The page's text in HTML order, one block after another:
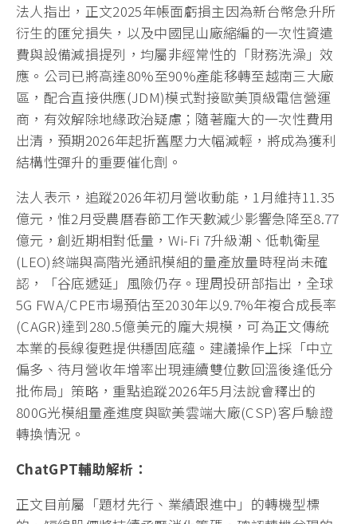
法人指出，正文2025年帳面虧損主因為新台幣急升所
衍生的匯兌損失，以及中國昆山廠縮編的一次性資遣
費與設備減損提列，均屬非經常性的「財務洗澡」效
應。公司已將高達80%至90%產能移轉至越南三大廠
區，配合直接供應(JDM)模式對接歐美頂級電信營運
商，有效解除地緣政治疑慮；隨著龐大的一次性費用
出清，預期2026年起折舊壓力大幅減輕，將成為獲利
結構性彈升的重要催化劑。
法人表示，追蹤2026年初月營收動能，1月維持11.35
億元，惟2月受農曆春節工作天數減少影響急降至8.77
億元，創近期相對低量，Wi-Fi 7升級潮、低軌衛星
(LEO)終端與高階光通訊模組的量產放量時程尚未確
認，「谷底遞延」風險仍存。理周投研部指出，全球
5G FWA/CPE市場預估至2030年以9.7%年複合成長率
(CAGR)達到280.5億美元的龐大規模，可為正文傳統
本業的長線復甦提供穩固底蘊。建議操作上採「中立
偏多、待月營收年增率出現連續雙位數回溫後逢低分
批佈局」策略，重點追蹤2026年5月法說會釋出的
800G光模組量產進度與歐美雲端大廠(CSP)客戶驗證
轉換情況。
ChatGPT輔助解析：
正文目前屬「題材先行、業績跟進中」的轉機型標